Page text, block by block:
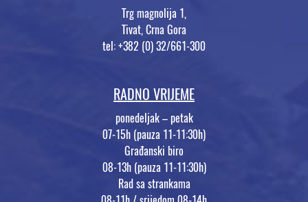
Trg magnolija 1,
Tivat, Crna Gora
tel: +382 (0) 32/661-300
RADNO VRIJEME
ponedeljak – petak
07-15h (pauza 11-11:30h)
Građanski biro
08-13h (pauza 11-11:30h)
Rad sa strankama